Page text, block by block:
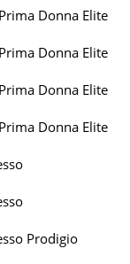
Donna Elite
Donna Elite
Donna Elite
Donna Elite
Prodigio